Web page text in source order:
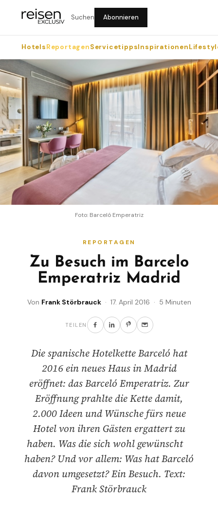
Suchen Abonnieren
HotelsReportagenServicetippsInspirationen
Foto: Barceló Emperatriz
REPORTAGEN
Zu Besuch im Barcelo
Emperatriz Madrid
Von Frank Störbrauck· 17. April 2016 · 5 Minuten
TEILEN
Die spanische Hotelkette Barceló hat
2016 ein neues Haus in Madrid
eröffnet: das Barceló Emperatriz. Zur
Eröffnung prahlte die Kette damit,
2.000 Ideen und Wünsche fürs neue
Hotel von ihren Gästen ergattert zu
haben. Was die sich wohl gewünscht
haben? Und vor allem: Was hat Barceló
davon umgesetzt? Ein Besuch. Text:
Frank Störbrauck